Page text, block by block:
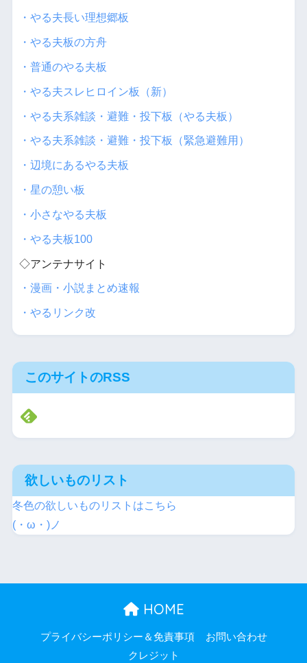
・やる夫長い理想郷板
・やる夫板の方舟
・普通のやる夫板
・やる夫スレヒロイン板（新）
・やる夫系雑談・避難・投下板（やる夫板）
・やる夫系雑談・避難・投下板（緊急避難用）
・辺境にあるやる夫板
・星の憩い板
・小さなやる夫板
・やる夫板100
◇アンテナサイト
・漫画・小説まとめ速報
・やるリンク改
このサイトのRSS
欲しいものリスト
冬色の欲しいものリストはこちら
(・ω・)ノ
HOME
プライバシーポリシー＆免責事項
お問い合わせ
クレジット